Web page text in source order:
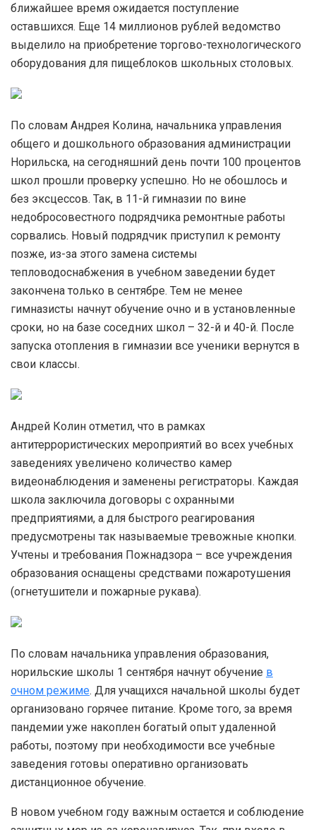
ближайшее время ожидается поступление
оставшихся. Еще 14 миллионов рублей ведомство
выделило на приобретение торгово-технологического
оборудования для пищеблоков школьных столовых.
По словам Андрея Колина, начальника управления
общего и дошкольного образования администрации
Норильска, на сегодняшний день почти 100 процентов
школ прошли проверку успешно. Но не обошлось и
без эксцессов. Так, в 11-й гимназии по вине
недобросовестного подрядчика ремонтные работы
сорвались. Новый подрядчик приступил к ремонту
позже, из-за этого замена системы
тепловодоснабжения в учебном заведении будет
закончена только в сентябре. Тем не менее
гимназисты начнут обучение очно и в установленные
сроки, но на базе соседних школ – 32-й и 40-й. После
запуска отопления в гимназии все ученики вернутся в
свои классы.
Андрей Колин отметил, что в рамках
антитеррористических мероприятий во всех учебных
заведениях увеличено количество камер
видеонаблюдения и заменены регистраторы. Каждая
школа заключила договоры с охранными
предприятиями, а для быстрого реагирования
предусмотрены так называемые тревожные кнопки.
Учтены и требования Пожнадзора – все учреждения
образования оснащены средствами пожаротушения
(огнетушители и пожарные рукава).
По словам начальника управления образования,
норильские школы 1 сентября начнут обучение в
очном режиме. Для учащихся начальной школы будет
организовано горячее питание. Кроме того, за время
пандемии уже накоплен богатый опыт удаленной
работы, поэтому при необходимости все учебные
заведения готовы оперативно организовать
дистанционное обучение.
В новом учебном году важным остается и соблюдение